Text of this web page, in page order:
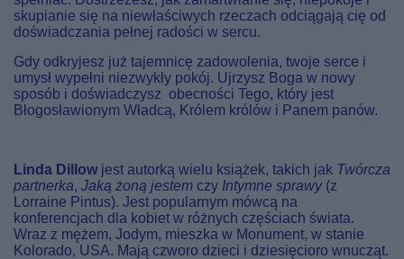
skupianie się na niewłaściwych rzeczach odciągają cię od
doświadczania pełnej radości w sercu.
Gdy odkryjesz już tajemnicę zadowolenia, twoje serce i
umysł wypełni niezwykły pokój. Ujrzysz Boga w nowy
sposób i doświadczysz obecności Tego, który jest
Błogosławionym Władcą, Królem królów i Panem panów.
Linda Dillow jest autorką wielu książek, takich jak Twórcza
partnerka, Jaką żoną jestem czy Intymne sprawy(z
Lorraine Pintus). Jest popularnym mówcą na
konferencjach dla kobiet w różnych częściach świata.
Wraz z mężem, Jodym, mieszka w Monument, w stanie
Kolorado, USA. Mają czworo dzieci i dziesięcioro wnucząt.